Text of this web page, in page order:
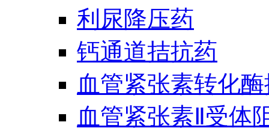
利尿降压药
钙通道拮抗药
血管紧张素转化
血管紧张素Ⅱ受体